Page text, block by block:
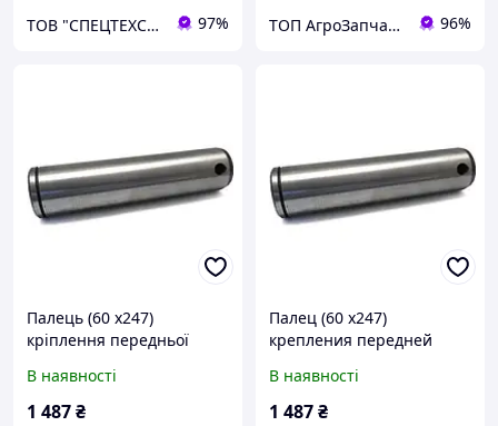
ТОВ "СПЕЦТЕХСЕРВИС+" 97% ТОП АгроЗапчастина 96%
Палець (60 х247)
кріплення передньої
(811/90473, 811/10111)
AFM | 811/90473-AFM
В наявності
1 487₴
Палец (60 х247)
крепления передней
(811/90473, 811/10111)
AFM | 811/90473-AFM
В наявності
1 487₴